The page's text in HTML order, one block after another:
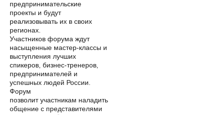
предпринимательские
проекты и будут
реализовывать их в своих
регионах.
Участников форума ждут
насыщенные мастер-классы и
выступления лучших
спикеров, бизнес-тренеров,
предпринимателей и
успешных людей России.
Форум
позволит участникам наладить
общение с представителями